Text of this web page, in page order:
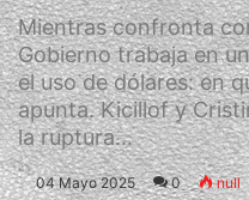
Mientras confronta
Gobierno trabaja en
el uso de dólares: en
apunta. Kicillof y
la ruptura...
04 Mayo 2025 0 null